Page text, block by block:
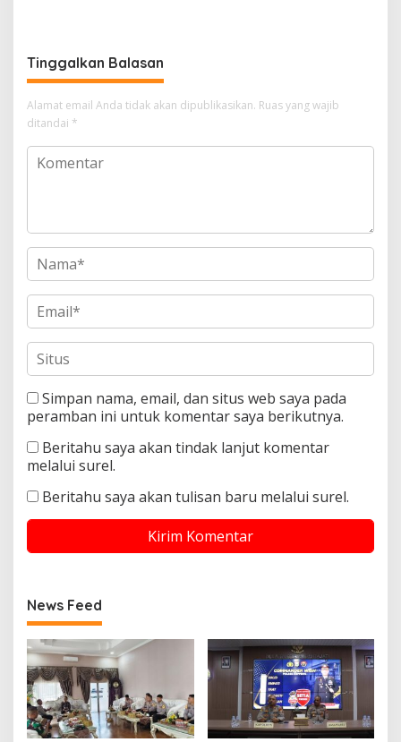
Tinggalkan Balasan
Alamat email Anda tidak akan dipublikasikan. Ruas yang wajib
ditandai *
Simpan nama, email, dan situs web saya pada
peramban ini untuk komentar saya berikutnya.
Beritahu saya akan tindak lanjut komentar
melalui surel.
Beritahu saya akan tulisan baru melalui surel.
News Feed